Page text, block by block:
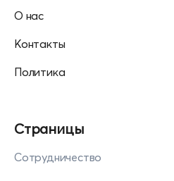
О нас
Контакты
Политика
Страницы
Сотрудничество